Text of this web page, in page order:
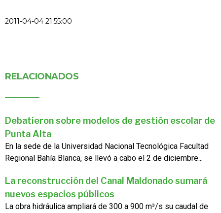
2011-04-04 21:55:00
RELACIONADOS
Debatieron sobre modelos de gestión escolar de
Punta Alta
En la sede de la Universidad Nacional Tecnológica Facultad
Regional Bahía Blanca, se llevó a cabo el 2 de diciembre...
La reconstrucción del Canal Maldonado sumará
nuevos espacios públicos
La obra hidráulica ampliará de 300 a 900 m³/s su caudal de